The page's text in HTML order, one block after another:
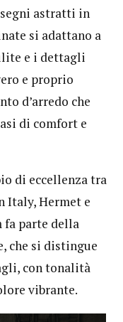
astratti in
si adattano a
e i dettagli
e proprio
d’arredo che
di comfort e
di eccellenza tra
Italy, Hermet e
fa parte della
che si distingue
con tonalità
vibrante.